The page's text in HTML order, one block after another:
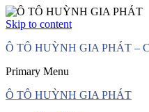
Skip to content
Ô TÔ HUỲNH GIA PHÁT –
Primary Menu
Ô TÔ HUỲNH GIA PHÁT